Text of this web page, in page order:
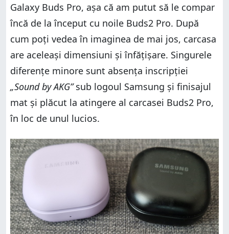
Galaxy Buds Pro, așa că am putut să le compar
încă de la început cu noile Buds2 Pro. După
cum poți vedea în imaginea de mai jos, carcasa
are aceleași dimensiuni și înfățișare. Singurele
diferențe minore sunt absența inscripției
„Sound by AKG”sub logoul Samsung și finisajul
mat și plăcut la atingere al carcasei Buds2 Pro,
în loc de unul lucios.